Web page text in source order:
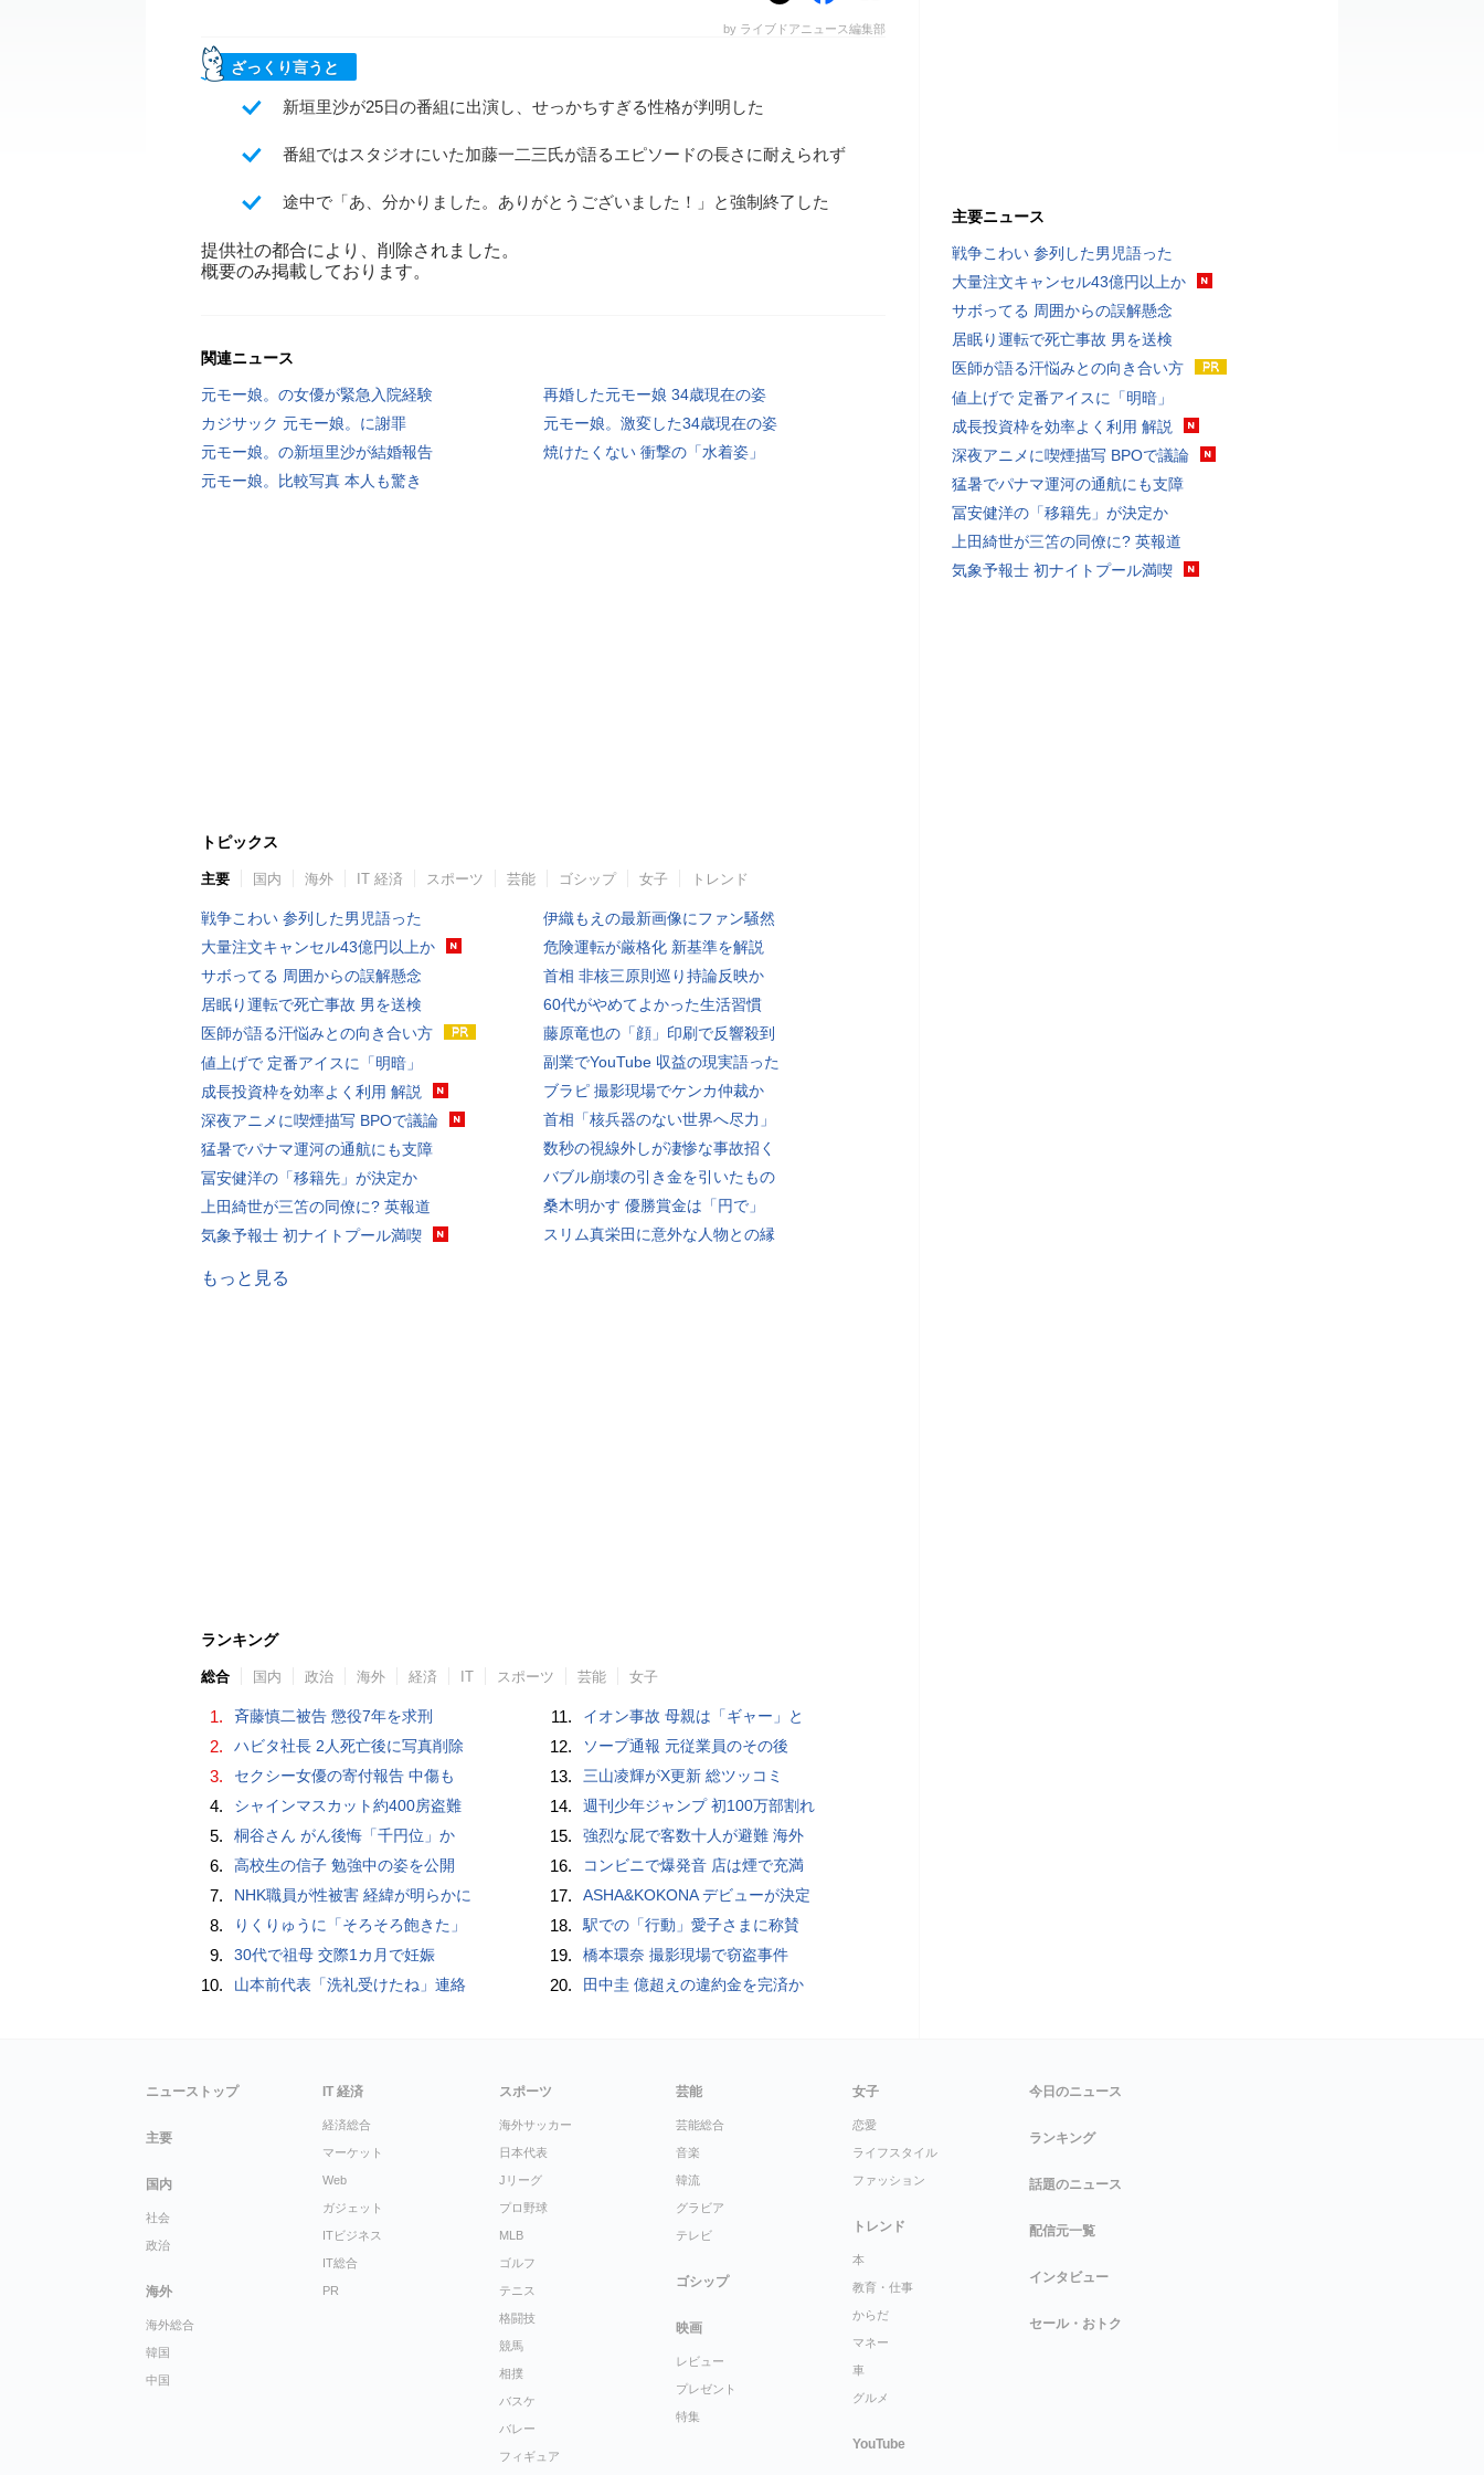
by ライブドアニュース編集部
ざっくり言うと
新垣里沙が25日の番組に出演し、せっかちすぎる性格が判明した
番組ではスタジオにいた加藤一二三氏が語るエピソードの長さに耐えられず
途中で「あ、分かりました。ありがとうございました！」と強制終了した
提供社の都合により、削除されました。
概要のみ掲載しております。
関連ニュース
元モー娘。の女優が緊急入院経験
再婚した元モー娘 34歳現在の姿
カジサック 元モー娘。に謝罪
元モー娘。激変した34歳現在の姿
元モー娘。の新垣里沙が結婚報告
焼けたくない 衝撃の「水着姿」
元モー娘。比較写真 本人も驚き
トピックス
主要 国内 海外 IT 経済 スポーツ 芸能 ゴシップ 女子 トレンド
戦争こわい 参列した男児語った
大量注文キャンセル43億円以上か
サボってる 周囲からの誤解懸念
居眠り運転で死亡事故 男を送検
医師が語る汗悩みとの向き合い方
値上げで 定番アイスに「明暗」
成長投資枠を効率よく利用 解説
深夜アニメに喫煙描写 BPOで議論
猛暑でパナマ運河の通航にも支障
冨安健洋の「移籍先」が決定か
上田綺世が三笘の同僚に? 英報道
気象予報士 初ナイトプール満喫
伊織もえの最新画像にファン騒然
危険運転が厳格化 新基準を解説
首相 非核三原則巡り持論反映か
60代がやめてよかった生活習慣
藤原竜也の「顔」印刷で反響殺到
副業でYouTube 収益の現実語った
ブラピ 撮影現場でケンカ仲裁か
首相「核兵器のない世界へ尽力」
数秒の視線外しが凄惨な事故招く
バブル崩壊の引き金を引いたもの
桑木明かす 優勝賞金は「円で」
スリム真栄田に意外な人物との縁
もっと見る
ランキング
総合 国内 政治 海外 経済 IT スポーツ 芸能 女子
1. 斉藤慎二被告 懲役7年を求刑
2. ハビタ社長 2人死亡後に写真削除
3. セクシー女優の寄付報告 中傷も
4. シャインマスカット約400房盗難
5. 桐谷さん がん後悔「千円位」か
6. 高校生の信子 勉強中の姿を公開
7. NHK職員が性被害 経緯が明らかに
8. りくりゅうに「そろそろ飽きた」
9. 30代で祖母 交際1カ月で妊娠
10. 山本前代表「洗礼受けたね」連絡
11. イオン事故 母親は「ギャー」と
12. ソープ通報 元従業員のその後
13. 三山凌輝がX更新 総ツッコミ
14. 週刊少年ジャンプ 初100万部割れ
15. 強烈な屁で客数十人が避難 海外
16. コンビニで爆発音 店は煙で充満
17. ASHA&KOKONA デビューが決定
18. 駅での「行動」愛子さまに称賛
19. 橋本環奈 撮影現場で窃盗事件
20. 田中圭 億超えの違約金を完済か
主要ニュース
戦争こわい 参列した男児語った
大量注文キャンセル43億円以上か
サボってる 周囲からの誤解懸念
居眠り運転で死亡事故 男を送検
医師が語る汗悩みとの向き合い方
値上げで 定番アイスに「明暗」
成長投資枠を効率よく利用 解説
深夜アニメに喫煙描写 BPOで議論
猛暑でパナマ運河の通航にも支障
冨安健洋の「移籍先」が決定か
上田綺世が三笘の同僚に? 英報道
気象予報士 初ナイトプール満喫
ニューストップ
主要
国内
社会
政治
海外
海外総合
韓国
中国
IT 経済
経済総合
マーケット
Web
ガジェット
ITビジネス
IT総合
PR
スポーツ
海外サッカー
日本代表
Jリーグ
プロ野球
MLB
ゴルフ
テニス
格闘技
競馬
相撲
バスケ
バレー
フィギュア
芸能
芸能総合
音楽
韓流
グラビア
テレビ
ゴシップ
映画
レビュー
プレゼント
特集
女子
恋愛
ライフスタイル
ファッション
トレンド
本
教育・仕事
からだ
マネー
車
グルメ
YouTube
今日のニュース
ランキング
話題のニュース
配信元一覧
インタビュー
セール・おトク